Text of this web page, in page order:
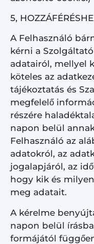
5,
A Felhasználó
kérni a
adatairól, mellyel
köteles az
tájékoztatás és
megfelelő
részére
napon belül
Felhasználó az
adatokról, az
jogalapjáról, az
hogy kik és
meg adatait.
A kérelme
napon belül
formájától